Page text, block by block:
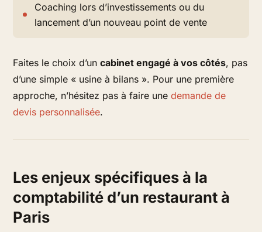
Coaching lors d’investissements ou du
lancement d’un nouveau point de vente
Faites le choix d’uncabinet engagé à vos côtés, pas
d’une simple « usine à bilans ». Pour une première
approche, n’hésitez pas à faire unedemande de
devis personnalisée.
Les enjeux spécifiques à la
comptabilité d’un restaurant à
Paris